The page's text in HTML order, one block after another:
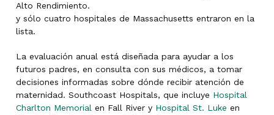
Alto Rendimiento.
y sólo cuatro hospitales de Massachusetts entraron en la
lista.
La evaluación anual está diseñada para ayudar a los
futuros padres, en consulta con sus médicos, a tomar
decisiones informadas sobre dónde recibir atención de
maternidad. Southcoast Hospitals, que incluye Hospital
Charlton Memorial en Fall River y Hospital St. Luke en